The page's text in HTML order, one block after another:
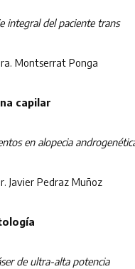
integral del paciente trans
Ponga
capilar
en alopecia
Pedraz Muñoz
de ultra-alta potencia